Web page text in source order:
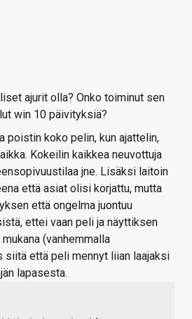
ajurit olla? Onko toiminut sen
win 10 päivityksiä?
poistin koko pelin, kun ajattelin,
Kokeilin kaikkea neuvottuja
jne. Lisäksi laitoin
että asiat olisi korjattu, mutta
että ongelma juontuu
ettei vaan peli ja näyttiksen
(vanhemmalla
siitä että peli mennyt liian laajaksi
lapasesta.